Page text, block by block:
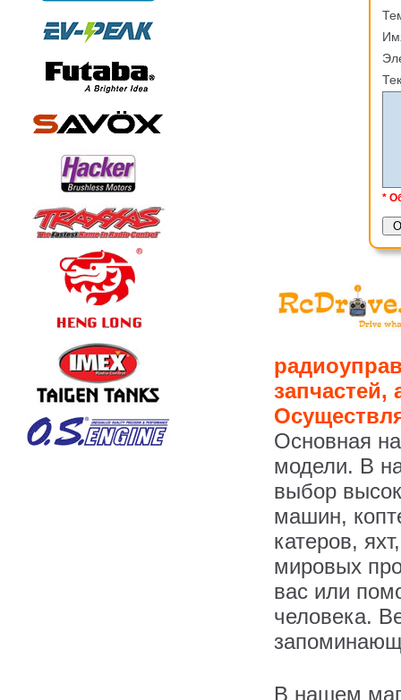
*
запчастей,
Основная
модели. В
выбор
машин,
катеров,
мировых
вас или
человека.
В нашем